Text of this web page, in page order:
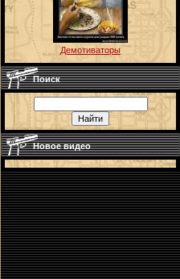
Демотиваторы
Поиск
Новое видео